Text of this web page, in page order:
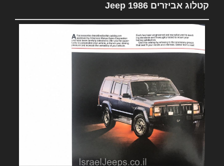
קטלוג אביזרים Jeep 1986